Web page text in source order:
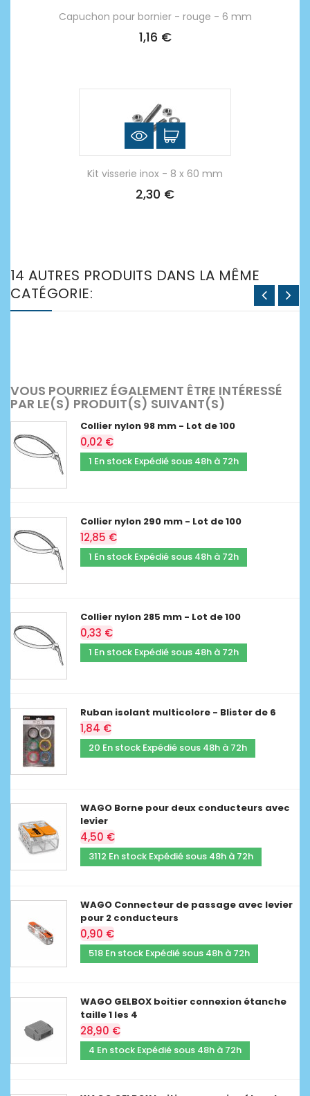
Capuchon pour bornier - rouge - 6 mm
1,16 €
Kit visserie inox - 8 x 60 mm
2,30 €
14 AUTRES PRODUITS DANS LA MÊME
CATÉGORIE:
VOUS POURRIEZ ÉGALEMENT ÊTRE INTÉRESSÉ
PAR LE(S) PRODUIT(S) SUIVANT(S)
Collier nylon 98 mm - Lot de 100
0,02 €
1 En stock Expédié sous 48h à 72h
Collier nylon 290 mm - Lot de 100
12,85 €
1 En stock Expédié sous 48h à 72h
Collier nylon 285 mm - Lot de 100
0,33 €
1 En stock Expédié sous 48h à 72h
Ruban isolant multicolore - Blister de 6
1,84 €
20 En stock Expédié sous 48h à 72h
WAGO Borne pour deux conducteurs avec
levier
4,50 €
3112 En stock Expédié sous 48h à 72h
WAGO Connecteur de passage avec levier
pour 2 conducteurs
0,90 €
518 En stock Expédié sous 48h à 72h
WAGO GELBOX boitier connexion étanche
taille 1 les 4
28,90 €
4 En stock Expédié sous 48h à 72h